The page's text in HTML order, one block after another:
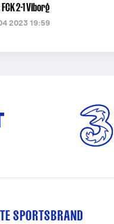
2-1 Viborg
2023 19:59
SPORTSBRAND